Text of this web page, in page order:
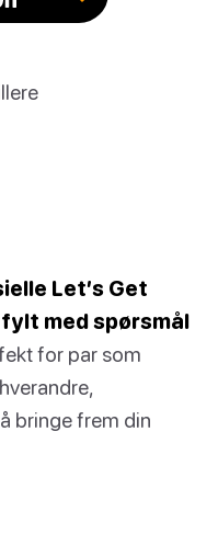
Let’s Get
med spørsmål
for par som
bringe frem din